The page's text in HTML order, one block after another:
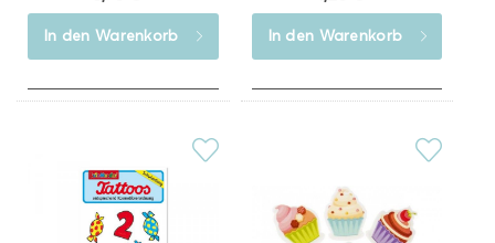
In den Warenkorb In den Warenkorb